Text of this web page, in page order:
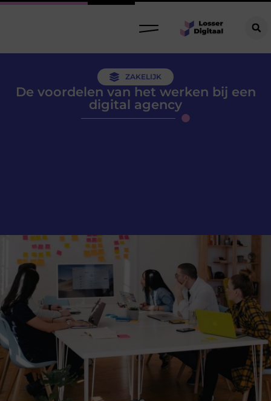
ZAKELIJK
De voordelen van het werken bij een
digital agency